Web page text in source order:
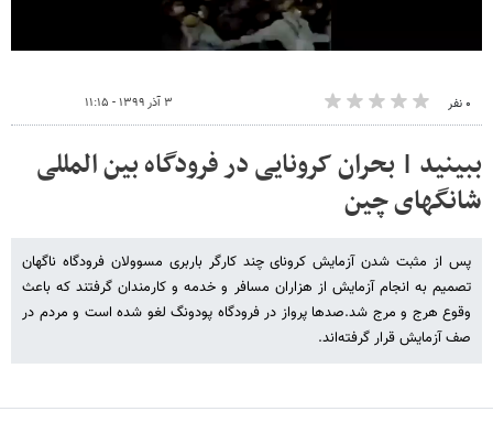
۰ نفر ۳ آذر ۱۳۹۹ - ۱۱:۱۵
ببینید | بحران کرونایی در فرودگاه بین المللی
شانگهای چین
پس از مثبت شدن آزمایش کرونای چند کارگر باربری مسوولان فرودگاه ناگهان
تصمیم به انجام آزمایش از هزاران مسافر و خدمه و کارمندان گرفتند که باعث
وقوع هرج و مرج شد.صدها پرواز در فرودگاه پودونگ لغو شده است و مردم در
صف آزمایش قرار گرفته‌اند.